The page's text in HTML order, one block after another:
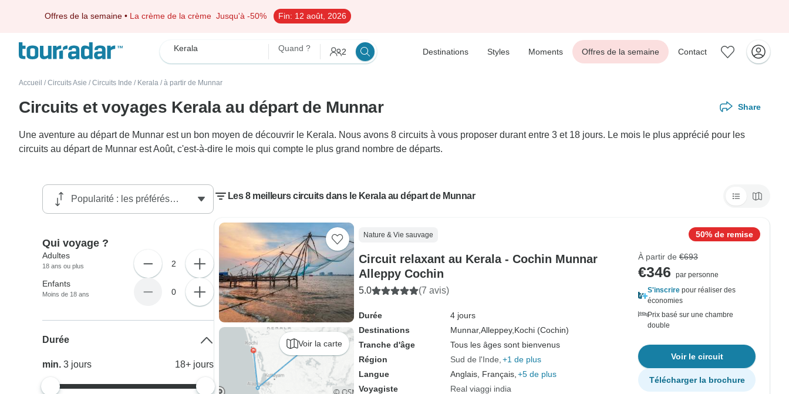
Offres de la semaine • La crème de la crème Jusqu'à -50% Fin: 12 août, 2026
Kerala Quand ? 2 Destinations Styles Moments Offres de la semaine Contact
Accueil / Circuits Asie / Circuits Inde / Kerala / à partir de Munnar
Circuits et voyages Kerala au départ de Munnar Share
Une aventure au départ de Munnar est un bon moyen de découvrir le Kerala. Nous avons 8 circuits à vous proposer durant entre 3 et 18 jours. Le mois le plus apprécié pour les
circuits au départ de Munnar est Août, c'est-à-dire le mois qui compte le plus grand nombre de départs.
Les 8 meilleurs circuits dans le Kerala au départ de Munnar
Voir la carte
Nature & Vie sauvage
Circuit relaxant au Kerala - Cochin Munnar
Alleppy Cochin
5.0 (7 avis)
Durée
4 jours
Destinations
Munnar,Alleppey, Kochi (Cochin)
Tranche d'âge
Tous les âges sont bienvenus
Région
Sud de l'Inde +1 de plus
Langue
Anglais, Français, +5 de plus
Voyagiste
Real viaggi india
50% de remise
À partir de €693
€346
par personne
S'inscrire pour réaliser des
économies
Prix basé sur une chambre
double
Voir le circuit
Télécharger la brochure
Qui voyage ?
Adultes
18 ans ou plus 2
Enfants
Moins de 18 ans 0
Durée
min.3 jours 18+ jours